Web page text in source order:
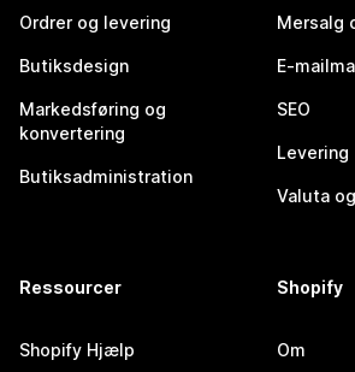
Ordrer og levering
Butiksdesign
Markedsføring og
konvertering
Butiksadministration
Mersalg
E-
SEO
Levering
Valuta
Ressourcer
Shopify Hjælp
Shopify
Om